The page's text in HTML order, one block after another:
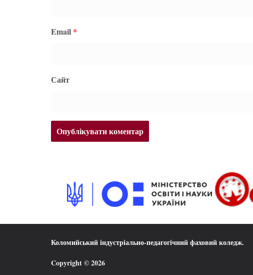
Email *
Сайт
Коломийський індустріально-педагогічний фаховий коледж.
Copyright © 2026